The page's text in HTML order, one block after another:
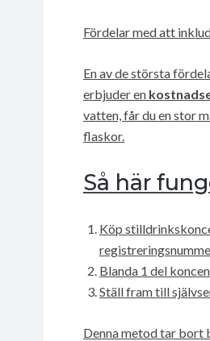
Fördelar med att
En av de största
erbjuder en
vatten, får du en stor
flaskor.
Så här
Köp
Blanda 1 del
Ställ fram till
Denna metod tar bort